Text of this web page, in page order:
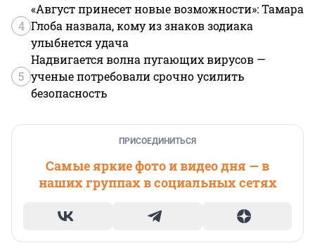
4
«Август принесет новые возможности»: Тамара
Глоба назвала, кому из знаков зодиака
улыбнется удача
5
Надвигается волна пугающих вирусов —
ученые потребовали срочно усилить
безопасность
ПРИСОЕДИНИТЬСЯ
Самые яркие фото и видео дня — в
наших группах в социальных сетях